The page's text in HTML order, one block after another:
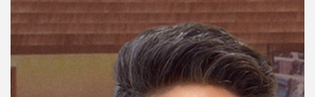
เพล
ลิ